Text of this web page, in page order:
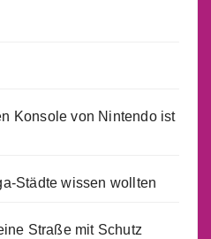
Konsole von Nintendo ist
Städte wissen wollten
Straße mit Schutz